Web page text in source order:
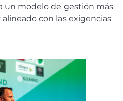
un modelo de gestión más
con las exigencias